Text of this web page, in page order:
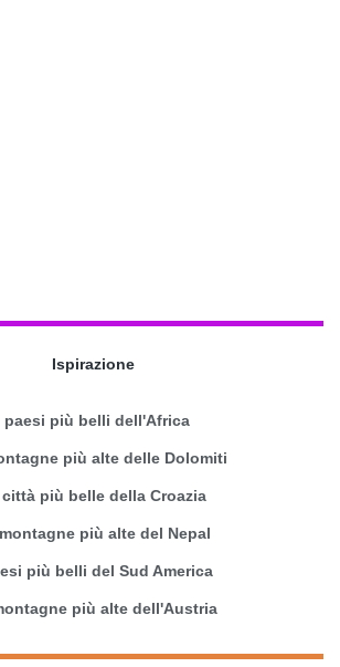
Ispirazione
paesi più belli dell'Africa
più alte delle Dolomiti
città più belle della Croazia
più alte del Nepal
più belli del Sud America
più alte dell'Austria